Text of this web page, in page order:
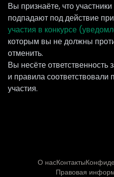
Вы признаёте, что
подпадают под действие
участия в конкурсе
которым вы не должны
отменить.
Вы несёте
и правила
участия.
О насКонтакты
Правовая